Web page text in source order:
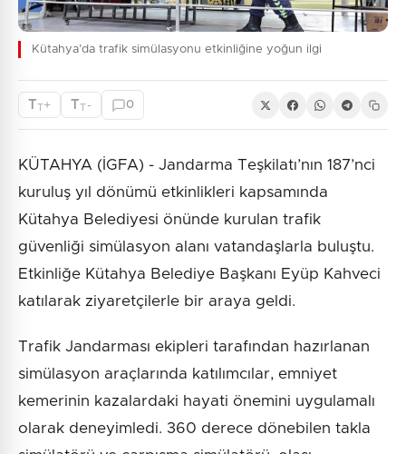
Kütahya’da trafik simülasyonu etkinliğine yoğun ilgi
TT+ TT - 0
KÜTAHYA (İGFA) - Jandarma Teşkilatı’nın 187’nci
kuruluş yıl dönümü etkinlikleri kapsamında
Kütahya Belediyesi önünde kurulan trafik
güvenliği simülasyon alanı vatandaşlarla buluştu.
Etkinliğe Kütahya Belediye Başkanı Eyüp Kahveci
katılarak ziyaretçilerle bir araya geldi.
Trafik Jandarması ekipleri tarafından hazırlanan
simülasyon araçlarında katılımcılar, emniyet
kemerinin kazalardaki hayati önemini uygulamalı
olarak deneyimledi. 360 derece dönebilen takla